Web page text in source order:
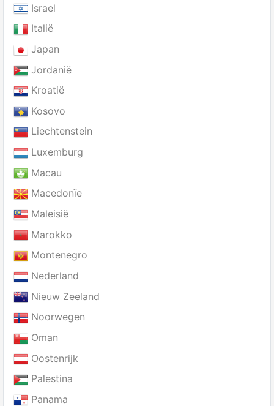
Israel
Italië
Japan
Jordanië
Kroatië
Kosovo
Liechtenstein
Luxemburg
Macau
Macedonïe
Maleisië
Marokko
Montenegro
Nederland
Nieuw Zeeland
Noorwegen
Oman
Oostenrijk
Palestina
Panama